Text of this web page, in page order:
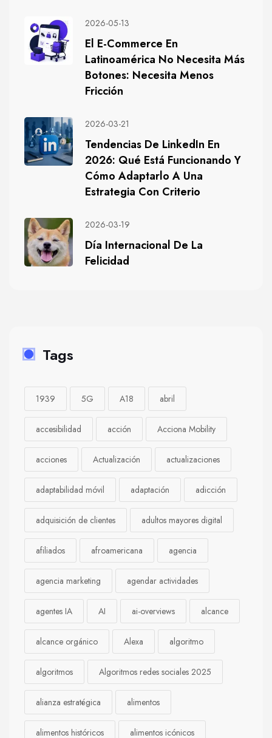
2026-05-13
El E-Commerce En
Latinoamérica No Necesita Más
Botones: Necesita Menos
Fricción
2026-03-21
Tendencias De LinkedIn En
2026: Qué Está Funcionando Y
Cómo Adaptarlo A Una
Estrategia Con Criterio
2026-03-19
Día Internacional De La
Felicidad
Tags
1939 5G A18 abril
accesibilidad acción Acciona Mobility
acciones Actualización actualizaciones
adaptabilidad móvil adaptación adicción
adquisición de clientes adultos mayores digital
afiliados afroamericana agencia
agencia marketing agendar actividades
agentes IA AI ai-overviews alcance
alcance orgánico Alexa algoritmo
algoritmos Algoritmos redes sociales 2025
alianza estratégica alimentos
alimentos históricos alimentos icónicos